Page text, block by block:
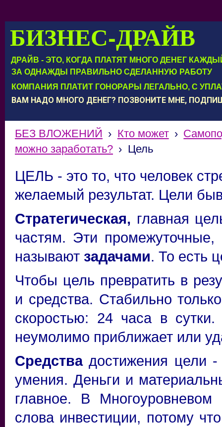
БИЗНЕС-ДРАЙВ
ДРАЙВ - ЭТО, КОГДА ПЛАТЯТ МНОГО ДЕНЕГ
КОМПАНИЯ ПЛАТИТ ГОНОРАРЫ ЛЕГАЛЬНО, С
ЗА ОДНАЖДЫ ПРАВИЛЬНО СДЕЛАННУЮ РАБОТУ
ВАМ НАДО МНОГО ДЕНЕГ? ПОЗВОНИТЕ МНЕ,
БЕЗ ВЛОЖЕНИЙ › Кто может ›
можно заработать? › Цель
ЦЕЛЬ - это то, что человек
желаемый результат. Цели
Стратегическая, главная
частям. Эти промежуточные,
называют задачами. То есть
Чтобы цель превратить в
и средства. Стабильно
скоростью: 24 часа в
неумолимо приближает или
Средствадостижения цели
умения. Деньги и
главное. В Многоуровневом
слова инвестиции, потому